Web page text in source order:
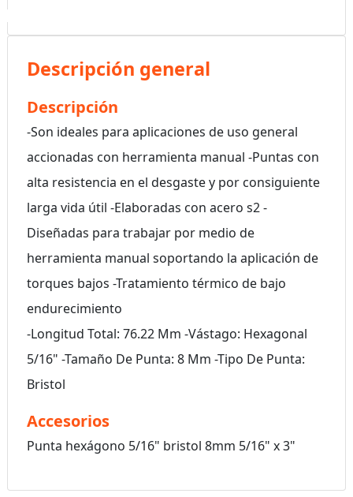
Descripción general
Descripción
-Son ideales para aplicaciones de uso general
accionadas con herramienta manual -Puntas con
alta resistencia en el desgaste y por consiguiente
larga vida útil -Elaboradas con acero s2 -
Diseñadas para trabajar por medio de
herramienta manual soportando la aplicación de
torques bajos -Tratamiento térmico de bajo
endurecimiento
-Longitud Total: 76.22 Mm -Vástago: Hexagonal
5/16" -Tamaño De Punta: 8 Mm -Tipo De Punta:
Bristol
Accesorios
Punta hexágono 5/16" bristol 8mm 5/16" x 3"